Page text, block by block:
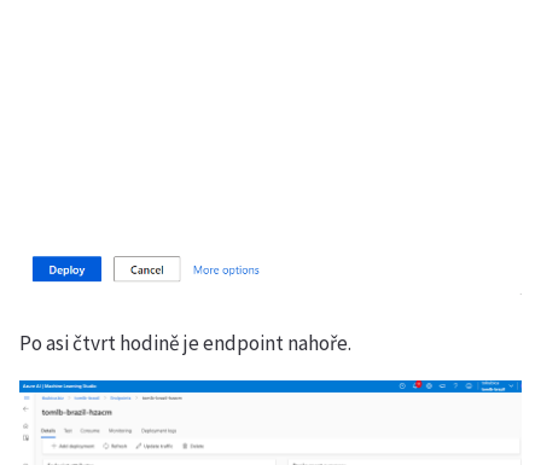
Po asi čtvrt hodině je endpoint nahoře.